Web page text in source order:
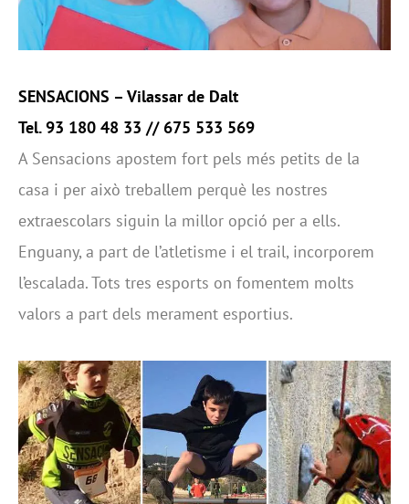
SENSACIONS – Vilassar de Dalt
Tel. 93 180 48 33 // 675 533 569
A Sensacions apostem fort pels més petits de la
casa i per això treballem perquè les nostres
extraescolars siguin la millor opció per a ells.
Enguany, a part de l’atletisme i el trail, incorporem
l’escalada. Tots tres esports on fomentem molts
valors a part dels merament esportius.